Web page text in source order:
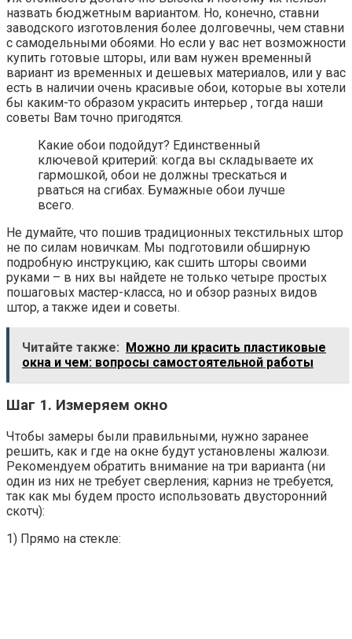
назвать бюджетным вариантом. Но, конечно, ставни
заводского изготовления более долговечны, чем ставни
с самодельными обоями. Но если у вас нет возможности
купить готовые шторы, или вам нужен временный
вариант из временных и дешевых материалов, или у вас
есть в наличии очень красивые обои, которые вы хотели
бы каким-то образом украсить интерьер , тогда наши
советы Вам точно пригодятся.
Какие обои подойдут? Единственный
ключевой критерий: когда вы складываете их
гармошкой, обои не должны трескаться и
рваться на сгибах. Бумажные обои лучше
всего.
Не думайте, что пошив традиционных текстильных штор
не по силам новичкам. Мы подготовили обширную
подробную инструкцию, как сшить шторы своими
руками – в них вы найдете не только четыре простых
пошаговых мастер-класса, но и обзор разных видов
штор, а также идеи и советы.
Читайте также: Можно ли красить пластиковые
окна и чем: вопросы самостоятельной работы
Шаг 1. Измеряем окно
Чтобы замеры были правильными, нужно заранее
решить, как и где на окне будут установлены жалюзи.
Рекомендуем обратить внимание на три варианта (ни
один из них не требует сверления; карниз не требуется,
так как мы будем просто использовать двусторонний
скотч):
1) Прямо на стекле: